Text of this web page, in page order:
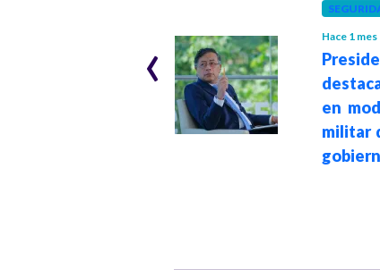
cabecillas de la
Hace 1 mes
en
militar
‹